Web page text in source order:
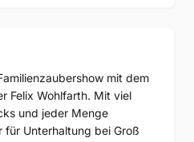
mit dem
Felix Wohlfarth. Mit viel
und jeder Menge
Unterhaltung bei Groß